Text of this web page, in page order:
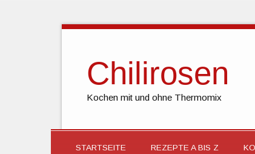
Chilirosen
Kochen mit und ohne Thermomix
STARTSEITE REZEPTE A BIS Z